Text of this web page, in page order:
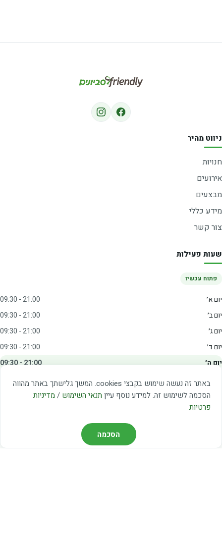
באתר זה נעשה שימוש בקבצי cookies. המשך גלישתך באתר מהווה
הסכמה לשימוש זה. למידע נוסף עיין תנאי השימוש / מדיניות
פרטיות
הסכמה
ניווט מהיר
חנויות
אירועים
מבצעים
מידע כללי
צור קשר
שעות פעילות
פתוח עכשיו
יום א׳
09:30 - 21:00
יום ב׳
09:30 - 21:00
יום ג׳
09:30 - 21:00
יום ד׳
09:30 - 21:00
יום ה׳
09:30 - 21:00
09:00 - 15:00
שבת
20:00 - 23:00